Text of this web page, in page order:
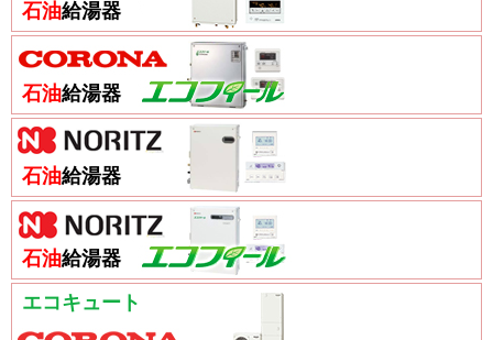
石油給湯器
石油給湯器
石油給湯器
石油給湯器
エコキュート